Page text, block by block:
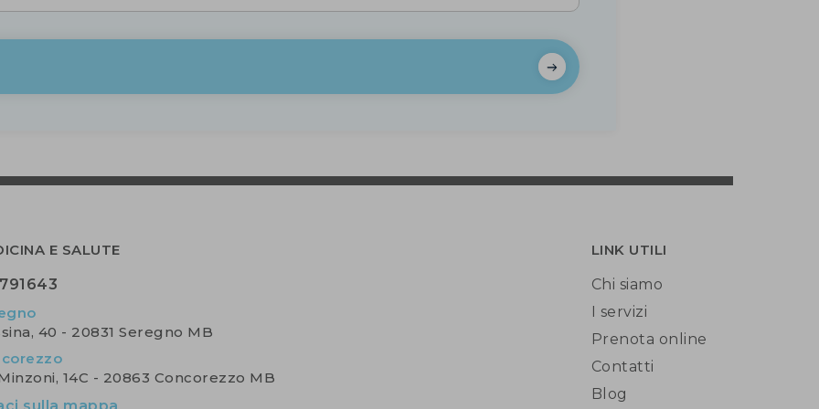
E SALUTE
40 - 20831 Seregno MB
14C - 20863 Concorezzo MB
LINK UTILI
Chi siamo
I servizi
Prenota online
Contatti
Blog